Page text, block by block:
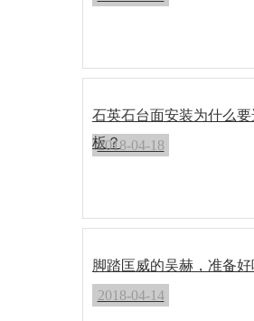
石英石台面安装为什么
板？
2018-04-18
脚踏匡威的吴赫，准备
2018-04-14